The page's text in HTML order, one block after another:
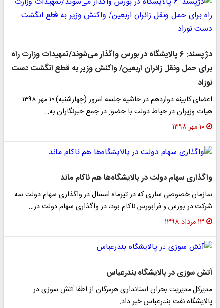
دژپسند: ۶ پالایشگاه در بورس واگذار می‌شوند/تمهیدات وزارت راه
برای حمل ونقل زائران اربعین/ واکنش وزیر به قطع انگشت دست
نوزاد
اعضای کابینه دوازدهم در حاشیه جلسه امروز (چهارشنبه) ۱۰ مهر ۱۳۹۸
هیات وزیران در حیاط دولت با حضور در جمع خبرنگاران به…
۱۰ مهر ۱۳۹۸
واگذاری سهام دولت در پالایشگا‌ه‌ها هم ناکام ماند
سازمان خصوصی سازی که در تیرماه امسال در واگذاری سهام دولت سه
شرکت در بورس و فرابورس ناکام بود، در واگذاری سهام دولت در…
۱۳ مرداد ۱۳۹۸
آتش سوزی در پالایشگاه بندرعباس
مدیرکل مدیریت بحران استانداری هرمزگان از اطفا آتش سوزی در
پالایشگاه نفت بندرعباس خبر داد.